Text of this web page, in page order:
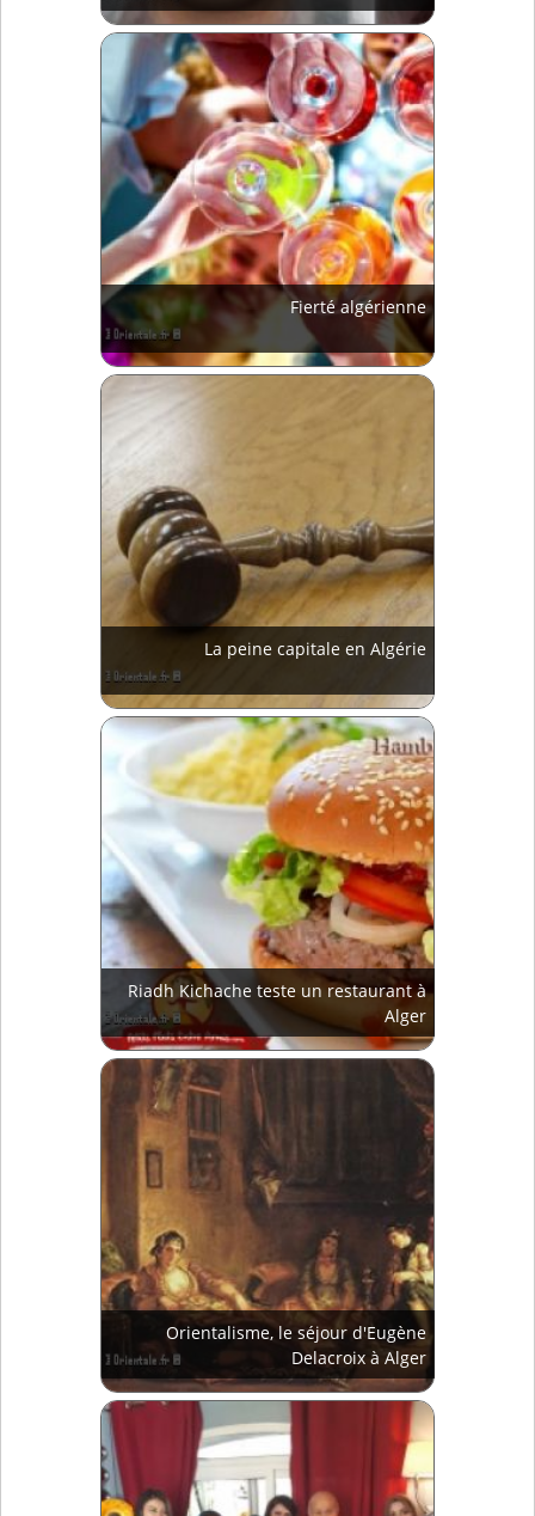
Fierté algérienne
La peine capitale en Algérie
Riadh Kichache teste un restaurant à
Alger
Orientalisme, le séjour d'Eugène
Delacroix à Alger